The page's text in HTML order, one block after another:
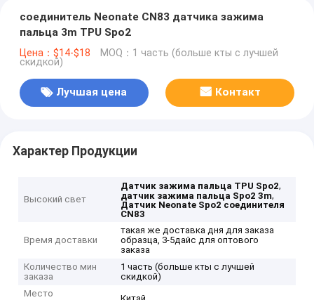
соединитель Neonate CN83 датчика зажима
пальца 3m TPU Spo2
Цена：$14-$18 MOQ：1 часть (больше кты с лучшей
скидкой)
Лучшая цена Контакт
Характер Продукции
Высокий свет
Датчик зажима пальца TPU Spo2,
датчик зажима пальца Spo2 3m,
Датчик Neonate Spo2 соединителя
CN83
Время доставки
такая же доставка дня для заказа
образца, 3-5дайс для оптового
заказа
Количество мин
заказа
1 часть (больше кты с лучшей
скидкой)
Место